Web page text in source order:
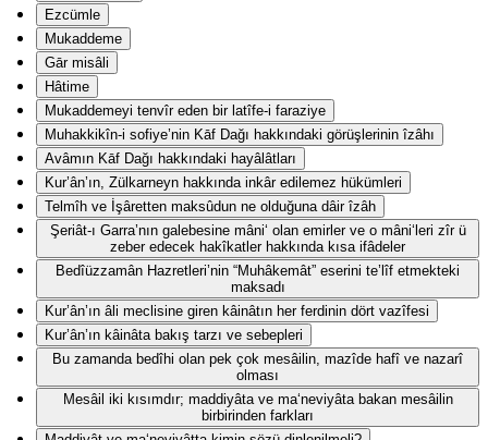
Ezcümle
Mukaddeme
Gār misâli
Hâtime
Mukaddemeyi tenvîr eden bir latîfe-i faraziye
Muhakkikîn-i sofiye’nin Kāf Dağı hakkındaki görüşlerinin îzâhı
Avâmın Kāf Dağı hakkındaki hayâlâtları
Kur’ân’ın, Zülkarneyn hakkında inkâr edilemez hükümleri
Telmîh ve İşâretten maksûdun ne olduğuna dâir îzâh
Şeriât-ı Garra’nın galebesine mâni‘ olan emirler ve o mâni‘leri zîr ü
zeber edecek hakîkatler hakkında kısa ifâdeler
Bedîüzzamân Hazretleri’nin “Muhâkemât” eserini te’lîf etmekteki
maksadı
Kur’ân’ın âli meclisine giren kâinâtın her ferdinin dört vazîfesi
Kur’ân’ın kâinâta bakış tarzı ve sebepleri
Bu zamanda bedîhi olan pek çok mesâilin, mazîde hafî ve nazarî
olması
Mesâil iki kısımdır; maddiyâta ve ma‘neviyâta bakan mesâilin
birbirinden farkları